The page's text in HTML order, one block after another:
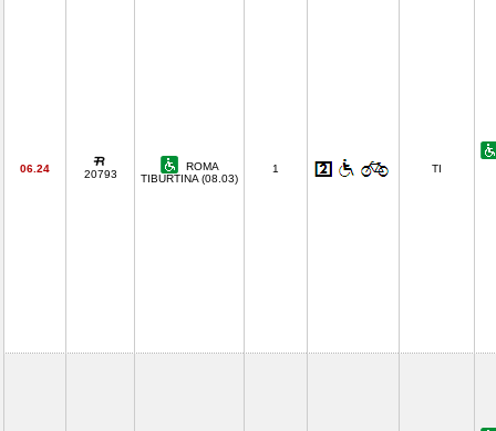
06.24 20793
ROMA
TIBURTINA (08.03)
1 TI